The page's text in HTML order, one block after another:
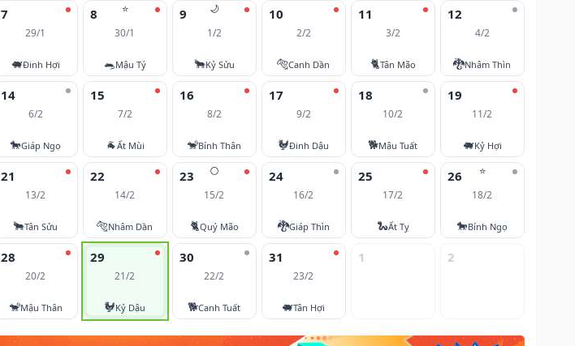
7
29/1
🐖Đinh Hợi
⭐
8
30/1
🐀Mậu Tý
🌙
9
1/2
🐂Kỷ Sửu
10
2/2
🐅Canh Dần
11
3/2
🐈Tân Mão
12
4/2
🐉Nhâm Thìn
14
6/2
🐎Giáp Ngọ
15
7/2
🐐Ất Mùi
16
8/2
🐒Bính Thân
17
9/2
🐓Đinh Dậu
18
10/2
🐕Mậu Tuất
19
11/2
🐖Kỷ Hợi
21
13/2
🐂Tân Sửu
22
14/2
🐅Nhâm Dần
🌕
23
15/2
🐈Quý Mão
24
16/2
🐉Giáp Thìn
25
17/2
🐍Ất Tỵ
⭐
26
18/2
🐎Bính Ngọ
28
20/2
🐒Mậu Thân
29
21/2
🐓Kỷ Dậu
30
22/2
🐕Canh Tuất
31
23/2
🐖Tân Hợi
1 2